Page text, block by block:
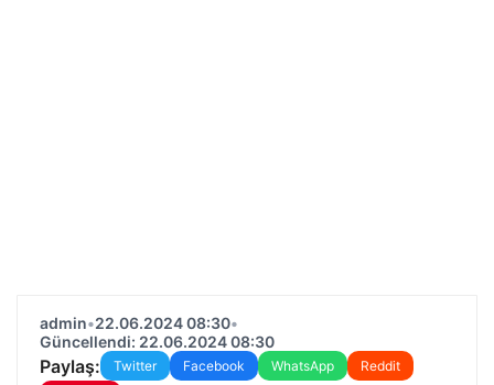
admin•22.06.2024 08:30•
Güncellendi: 22.06.2024 08:30
Paylaş: Twitter Facebook WhatsApp
Reddit